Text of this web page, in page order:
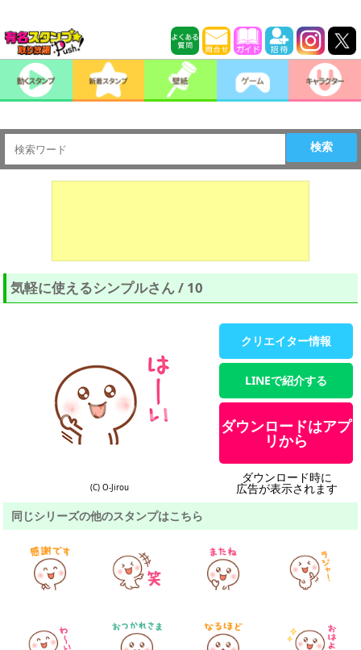
検索
気軽に使えるシンプルさん / 10
(C) O-Jirou
クリエイター情報
LINEで紹介する
ダウンロードはアプ
リから
ダウンロード時に
広告が表示されます
同じシリーズの他のスタンプはこちら